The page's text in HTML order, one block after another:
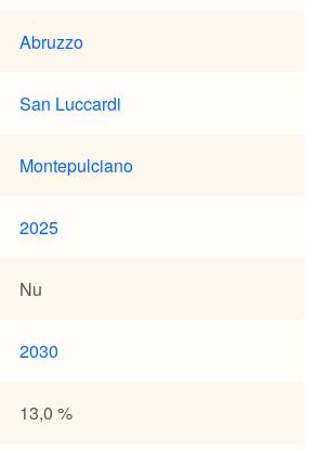
Abruzzo
San Luccardi
Montepulciano
2025
Nu
2030
13,0 %